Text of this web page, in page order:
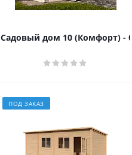
Садовый дом 10 (Комфорт) -
ПОД ЗАКАЗ